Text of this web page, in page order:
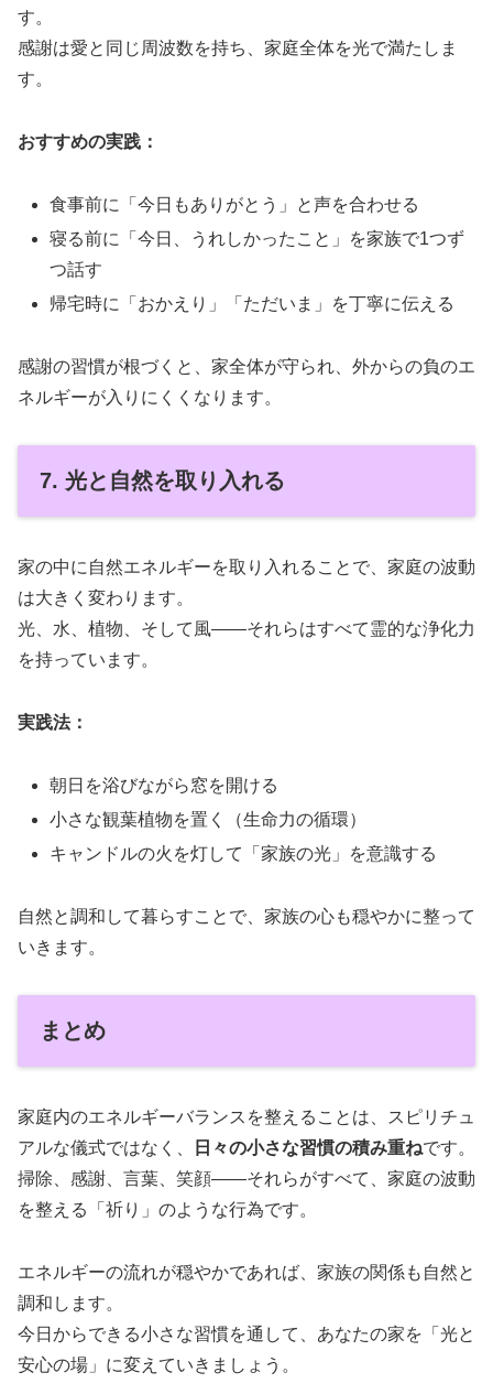
す。
感謝は愛と同じ周波数を持ち、家庭全体を光で満たしま
す。
おすすめの実践：
食事前に「今日もありがとう」と声を合わせる
寝る前に「今日、うれしかったこと」を家族で1つず
つ話す
帰宅時に「おかえり」「ただいま」を丁寧に伝える
感謝の習慣が根づくと、家全体が守られ、外からの負のエ
ネルギーが入りにくくなります。
7. 光と自然を取り入れる
家の中に自然エネルギーを取り入れることで、家庭の波動
は大きく変わります。
光、水、植物、そして風――それらはすべて霊的な浄化力
を持っています。
実践法：
朝日を浴びながら窓を開ける
小さな観葉植物を置く（生命力の循環）
キャンドルの火を灯して「家族の光」を意識する
自然と調和して暮らすことで、家族の心も穏やかに整って
いきます。
まとめ
家庭内のエネルギーバランスを整えることは、スピリチュ
アルな儀式ではなく、
日々の小さな習慣の積み重ねです。
掃除、感謝、言葉、笑顔――それらがすべて、家庭の波動
を整える「祈り」のような行為です。
エネルギーの流れが穏やかであれば、家族の関係も自然と
調和します。
今日からできる小さな習慣を通して、あなたの家を「光と
安心の場」に変えていきましょう。